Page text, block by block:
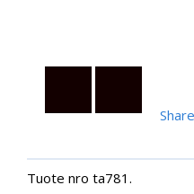
Share
Tuote nro ta781.